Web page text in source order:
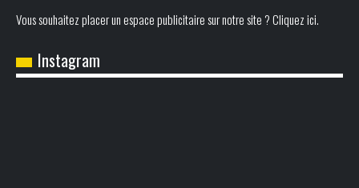
Vous souhaitez placer un espace publicitaire sur notre site ? Cliquez ici.
Instagram